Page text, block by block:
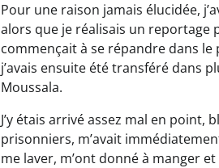
Pour une raison jamais élucidée,
alors que je réalisais un reportage
commençait à se répandre dans le
j’avais ensuite été transféré dans
Moussala.
J’y étais arrivé assez mal en
prisonniers, m’avait
me laver, m’ont donné à manger et